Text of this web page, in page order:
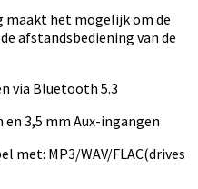
maakt het mogelijk om de
afstandsbediening van de
via Bluetooth 5.3
3,5 mm Aux-ingangen
met: MP3/WAV/FLAC(drives